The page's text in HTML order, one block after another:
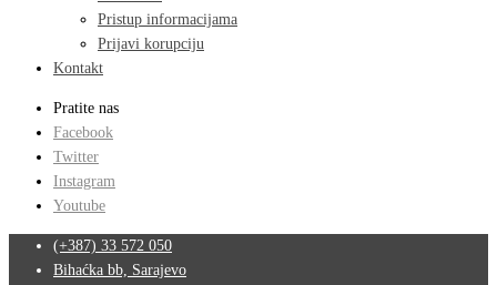
Pristup informacijama
Prijavi korupciju
Kontakt
Pratite nas
Facebook
Twitter
Instagram
Youtube
(+387) 33 572 050
Bihaćka bb, Sarajevo